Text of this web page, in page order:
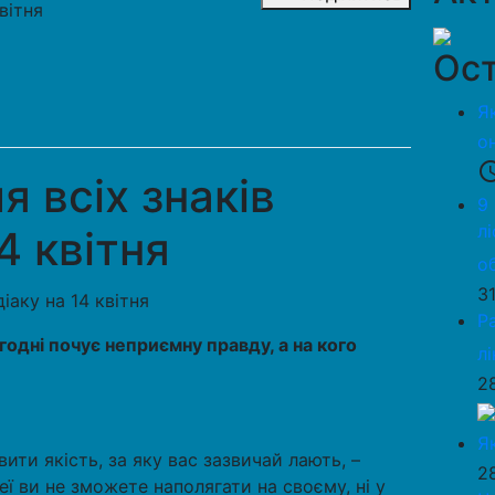
всіх знаків
квітня
почує неприємну правду, а на кого
якість, за яку вас зазвичай лають, –
ви не зможете наполягати на своєму, ні у
9